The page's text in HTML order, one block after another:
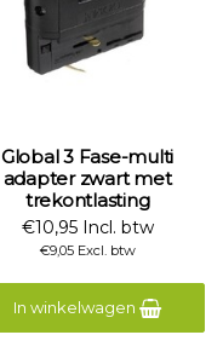
Global 3 Fase-multi
adapter zwart met
trekontlasting
€10,95 Incl. btw
€9,05 Excl. btw
In winkelwagen